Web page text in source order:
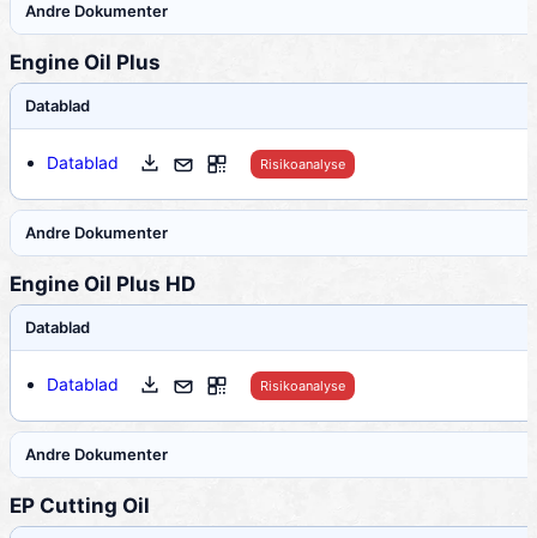
Andre Dokumenter
Engine Oil Plus
Datablad
Datablad Risikoanalyse
Andre Dokumenter
Engine Oil Plus HD
Datablad
Datablad Risikoanalyse
Andre Dokumenter
EP Cutting Oil